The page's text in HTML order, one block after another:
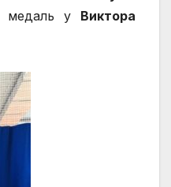
медаль у Виктора